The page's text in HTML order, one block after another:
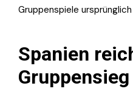
Gruppenspiele
Spanien
Gruppensieg